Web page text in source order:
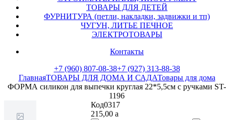
ТОВАРЫ ДЛЯ ДЕТЕЙ
ФУРНИТУРА (петли, накладки, задвижки и тп)
ЧУГУН, ЛИТЬЕ ПЕЧНОЕ
ЭЛЕКТРОТОВАРЫ
Контакты
+7 (960) 807-08-38+7 (927) 313-88-38
ГлавнаяТОВАРЫ ДЛЯ ДОМА И САДАТовары для дома
ФОРМА силикон для выпечки круглая 22*5,5см с ручками ST-
1196
Код0317
215,00a